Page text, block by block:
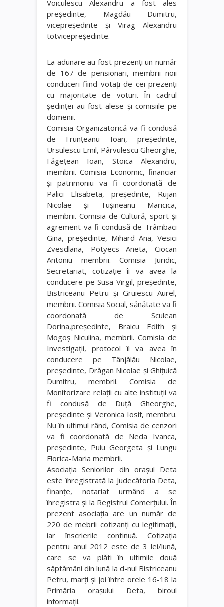
Voiculescu Alexandru a fost ales
preşedinte, Magdău Dumitru,
vicepreşedinte şi Virag Alexandru
totvicepreşedinte.
La adunare au fost prezenţi un număr
de 167 de pensionari, membrii noii
conduceri fiind votaţi de cei prezenţi
cu majoritate de voturi. În cadrul
şedinţei au fost alese şi comisiile pe
domenii.
Comisia Organizatorică va fi condusă
de Frunţeanu Ioan, preşedinte,
Ursulescu Emil, Pârvulescu Gheorghe,
Făgeţean Ioan, Stoica Alexandru,
membrii. Comisia Economic, financiar
şi patrimoniu va fi coordonată de
Palici Elisabeta, preşedinte, Rujan
Nicolae şi Tuşineanu Maricica,
membrii. Comisia de Cultură, sport şi
agrement va fi condusă de Trâmbaci
Gina, preşedinte, Mihard Ana, Vesici
Zvesdlana, Potyecs Aneta, Ciocan
Antoniu membrii. Comisia Juridic,
Secretariat, cotizaţie îi va avea la
conducere pe Susa Virgil, preşedinte,
Bistriceanu Petru şi Gruiescu Aurel,
membrii. Comisia Social, sănătate va fi
coordonată de Sculean
Dorina,preşedinte, Braicu Edith şi
Mogoş Niculina, membrii. Comisia de
Investigaţii, protocol îi va avea în
conducere pe Tânjălău Nicolae,
preşedinte, Drăgan Nicolae şi Ghiţuică
Dumitru, membrii. Comisia de
Monitorizare relaţii cu alte instituţii va
fi condusă de Duţă Gheorghe,
preşedinte şi Veronica Iosif, membru.
Nu în ultimul rând, Comisia de cenzori
va fi coordonată de Neda Ivanca,
preşedinte, Puiu Georgeta şi Lungu
Florica-Maria membrii.
Asociaţia Seniorilor din oraşul Deta
este înregistrată la Judecătoria Deta,
finanţe, notariat urmând a se
înregistra şi la Registrul Comerţului. În
prezent asociaţia are un număr de
220 de mebrii cotizanţi cu legitimaţii,
iar înscrierile continuă. Cotizaţia
pentru anul 2012 este de 3 lei/lună,
care se va plăti în ultimile două
săptămâni din lună la d-nul Bistriceanu
Petru, marţi şi joi între orele 16-18 la
Primăria oraşului Deta, biroul
informaţii.